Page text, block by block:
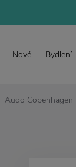
Nové Bydlení
Audo Copenhagen